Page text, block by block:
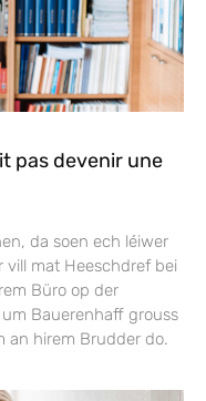
pas devenir une
da soen ech léiwer
vill mat Heeschdref bei
Büro op der
Bauerenhaff grouss
an hirem Brudder do.